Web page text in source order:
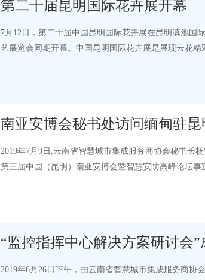
第二十届昆明国际花卉展开幕
7月12日，第二十届中国昆明国际花卉展在昆明滇池国
艺展览会同期开幕。中国昆明国际花卉展是展现云花
南亚安博会秘书处访问缅甸驻
2019年7月9日,云南省智慧城市集成服务商协会秘书长
第三届中国（昆明）南亚安博会暨智慧安防高峰论坛
“监控指挥中心解决方案研讨会”
2019年6月26日下午，由云南省智慧城市集成服务商